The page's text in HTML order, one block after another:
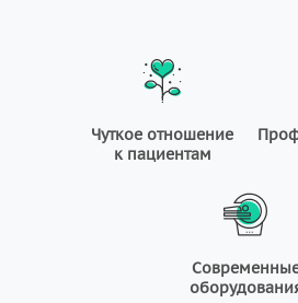
Чуткое отношение
к пациентам